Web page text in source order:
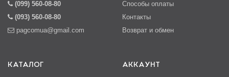
(099) 560-08-80
(093) 560-08-80
pagcomua@gmail.com
Способы оплаты
Контакты
Возврат и обмен
КАТАЛОГ АККАУНТ